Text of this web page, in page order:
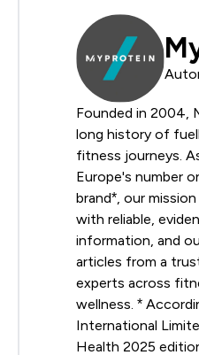
Founded in 2004,
long history of
fitness journeys.
Europe's number
brand*, our
with reliable,
information, and
articles from a
experts across
wellness. *
International
Health 2025